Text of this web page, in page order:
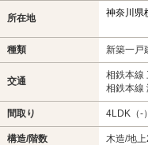
所在地 神奈川県
種類 新築一戸
交通
相鉄本線
相鉄本線
間取り 4LDK（-）
構造/階数 木造/地